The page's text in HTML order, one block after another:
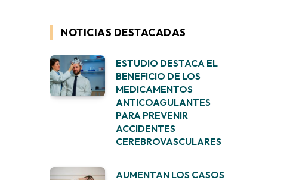
NOTICIAS DESTACADAS
ESTUDIO DESTACA EL
BENEFICIO DE LOS
MEDICAMENTOS
ANTICOAGULANTES
PARA PREVENIR
ACCIDENTES
CEREBROVASCULARES
AUMENTAN LOS CASOS